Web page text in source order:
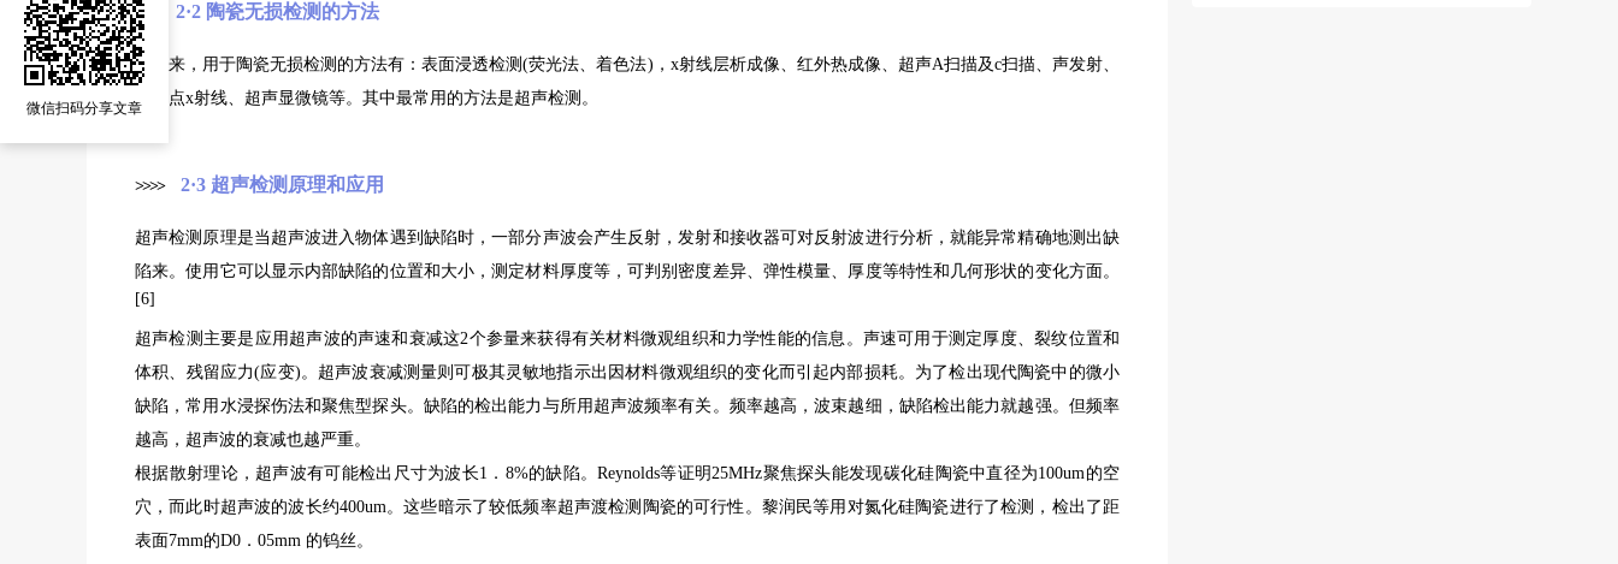
>> 2·2 陶瓷无损检测的方法
近年来，用于陶瓷无损检测的方法有：表面浸透检测(荧光法、着色法)，x射线层析成像、红外热成像、超声A扫描及c扫描、声发射、
微焦点x射线、超声显微镜等。其中最常用的方法是超声检测。
>>>> 2·3 超声检测原理和应用
超声检测原理是当超声波进入物体遇到缺陷时，一部分声波会产生反射，发射和接收器可对反射波进行分析，就能异常精确地测出缺
陷来。使用它可以显示内部缺陷的位置和大小，测定材料厚度等，可判别密度差异、弹性模量、厚度等特性和几何形状的变化方面。
[6]
超声检测主要是应用超声波的声速和衰减这2个参量来获得有关材料微观组织和力学性能的信息。声速可用于测定厚度、裂纹位置和
体积、残留应力(应变)。超声波衰减测量则可极其灵敏地指示出因材料微观组织的变化而引起内部损耗。为了检出现代陶瓷中的微小
缺陷，常用水浸探伤法和聚焦型探头。缺陷的检出能力与所用超声波频率有关。频率越高，波束越细，缺陷检出能力就越强。但频率
越高，超声波的衰减也越严重。
根据散射理论，超声波有可能检出尺寸为波长1．8%的缺陷。Reynolds等证明25MHz聚焦探头能发现碳化硅陶瓷中直径为100um的空
穴，而此时超声波的波长约400um。这些暗示了较低频率超声渡检测陶瓷的可行性。黎润民等用对氮化硅陶瓷进行了检测，检出了距
表面7mm的D0．05mm 的钨丝。
微信扫码分享文章